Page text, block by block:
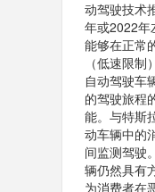
动驾驶技术
年或2022年
能够在正常
（低速限
自动驾驶车
的驾驶旅程
能。与特斯
动车辆中的
间监测驾驶
辆仍然具有
为消费者在